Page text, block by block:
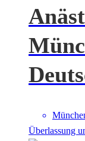
Überlassung